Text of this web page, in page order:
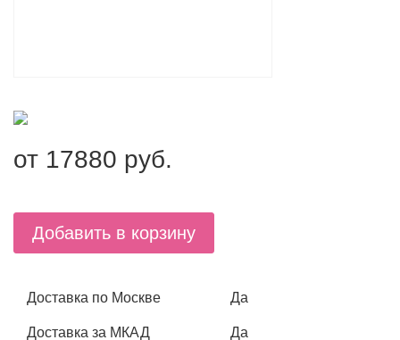
от 17880 руб.
Добавить в корзину
Доставка по Москве Да
Доставка за МКАД Да